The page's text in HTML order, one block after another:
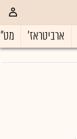
ארביטראז'